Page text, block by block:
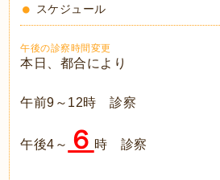
スケジュール
午後の診察時間変更
本日、都合により
午前9～12時 診察
午後4～ ６ 時 診察